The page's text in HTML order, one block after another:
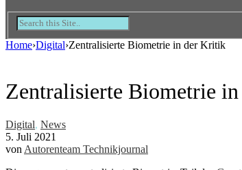
Home›Digital›Zentralisierte Biometrie in der Kritik
Zentralisierte Biometrie
Digital, News
5. Juli 2021
von Autorenteam Technikjournal